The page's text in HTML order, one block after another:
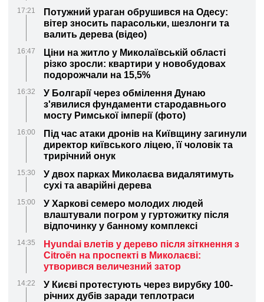
17:21
Потужний ураган обрушився на Одесу:
вітер зносить парасольки, шезлонги та
валить дерева (відео)
16:47
Ціни на житло у Миколаївській області
різко зросли: квартири у новобудовах
подорожчали на 15,5%
16:32
У Болгарії через обмілення Дунаю
з'явилися фундаменти стародавнього
мосту Римської імперії (фото)
16:00
Під час атаки дронів на Київщину загинули
директор київського ліцею, її чоловік та
трирічний онук
15:30
У двох парках Миколаєва видалятимуть
сухі та аварійні дерева
15:00
У Харкові семеро молодих людей
влаштували погром у гуртожитку після
відпочинку у банному комплексі
14:35
Hyundai влетів у дерево після зіткнення з
Citroën на проспекті в Миколаєві:
утворився величезний затор
14:22
У Києві протестують через вирубку 100-
річних дубів заради теплотраси